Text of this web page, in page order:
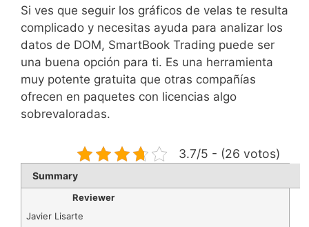
Si ves que seguir los gráficos de velas te resulta
complicado y necesitas ayuda para analizar los
datos de DOM, SmartBook Trading puede ser
una buena opción para ti. Es una herramienta
muy potente gratuita que otras compañías
ofrecen en paquetes con licencias algo
sobrevaloradas.
3.7/5 - (26 votos)
Summary
Reviewer
Javier Lisarte